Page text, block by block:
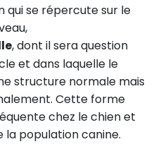
qui se répercute sur le
, dont il sera question
et dans laquelle le
structure normale mais
Cette forme
chez le chien et
la population canine.